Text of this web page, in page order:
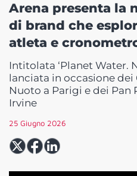
Arena presenta la
di brand che
atleta e
Intitolata ‘Planet Water.
lanciata in occasione
Nuoto a Parigi e dei Pan
Irvine
25 Giugno 2026